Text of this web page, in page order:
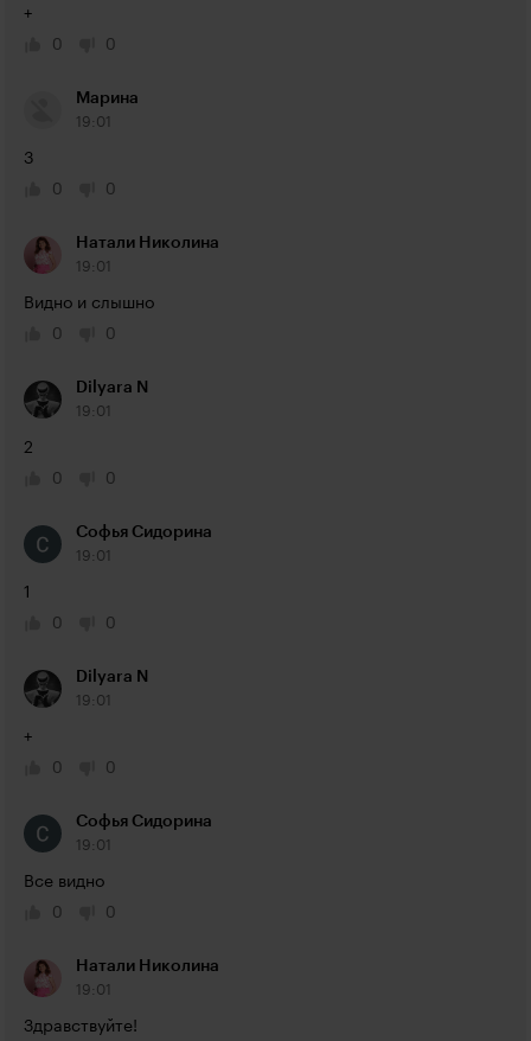
+
0
0
Марина
19:01
3
0
0
Натали Николина
19:01
Видно и слышно
0
0
Dilyara N
19:01
2
0
0
Софья Сидорина
19:01
1
0
0
Dilyara N
19:01
+
0
0
Софья Сидорина
19:01
Все видно
0
0
Натали Николина
19:01
Здравствуйте!